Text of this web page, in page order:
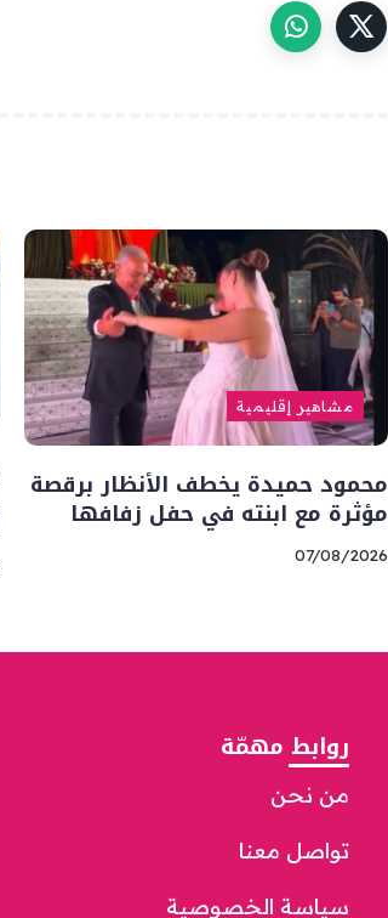
مشاهير إقليمية
محمود حميدة يخطف الأنظار برقصة
مؤثرة مع ابنته في حفل زفافها
07/08/2026
روابط مهمّة
من نحن
تواصل معنا
سياسة الخصوصية